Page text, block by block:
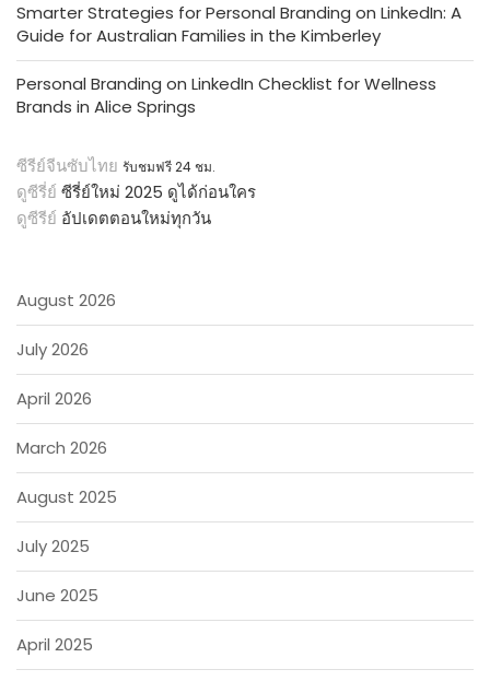
Smarter Strategies for Personal Branding on LinkedIn: A
Guide for Australian Families in the Kimberley
Personal Branding on LinkedIn Checklist for Wellness
Brands in Alice Springs
ซีรีย์จีนซับไทย รับชมฟรี 24 ชม.
ดูซีรี่ย์ ซีรี่ย์ใหม่ 2025 ดูได้ก่อนใคร
ดูซีรีย์ อัปเดตตอนใหม่ทุกวัน
August 2026
July 2026
April 2026
March 2026
August 2025
July 2025
June 2025
April 2025